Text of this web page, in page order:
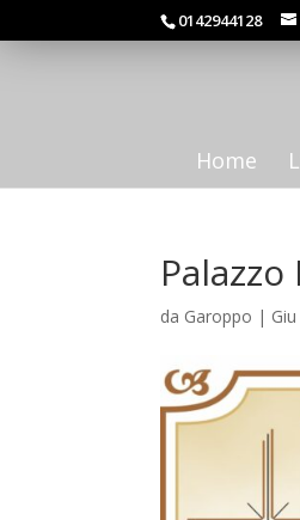
0142944128
Home
da Garoppo |